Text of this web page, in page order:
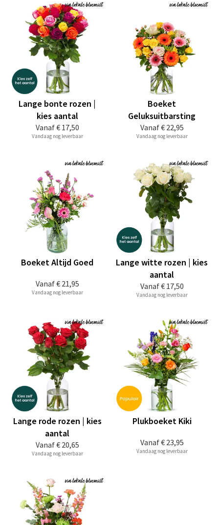
Vanaf€ 17,50
Lange bonte rozen |
kies aantal
Vandaag nog leverbaar
Vanaf€ 22,95
Boeket
Geluksuitbarsting
Vandaag nog leverbaar
Vanaf€ 21,95
Boeket Altijd Goed
Vandaag nog leverbaar
Vanaf€ 17,50
Lange witte rozen | kies
aantal
Vandaag nog leverbaar
Vanaf€ 20,65
Lange rode rozen | kies
aantal
Vandaag nog leverbaar
Vanaf€ 23,95
Plukboeket Kiki
Vandaag nog leverbaar